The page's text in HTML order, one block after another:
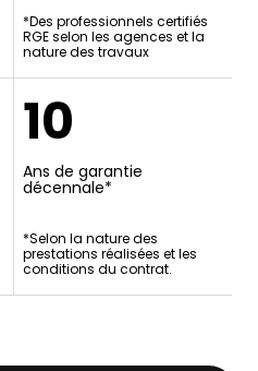
*Des professionnels certifiés
RGE selon les agences et la
nature des travaux
10
Ans de garantie
décennale*
*Selon la nature des
prestations réalisées et les
conditions du contrat.